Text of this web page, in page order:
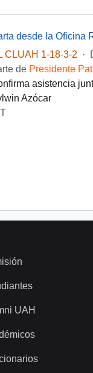
CLUAH 1-18-3-2
·
de Presidente
asistencia
Azócar
UAH